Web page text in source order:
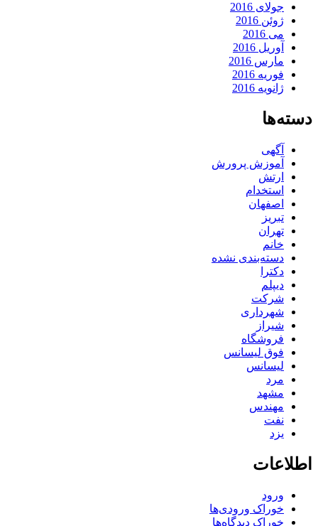
جولای 2016
ژوئن 2016
می 2016
آوریل 2016
مارس 2016
فوریه 2016
ژانویه 2016
دسته‌ها
آگهی
آموزش پرورش
ارتش
استخدام
اصفهان
تبریز
تهران
خانم
دسته‌بندی نشده
دکترا
دیپلم
شرکت
شهرداری
شیراز
فروشگاه
فوق لیسانس
لیسانس
مرد
مشهد
مهندس
نفت
یزد
اطلاعات
ورود
خوراک ورودی‌ها
خوراک دیدگاه‌ها